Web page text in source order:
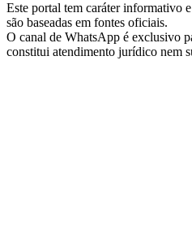
Este portal tem caráter informativo
são baseadas em fontes oficiais.
O canal de WhatsApp é exclusivo
constitui atendimento jurídico nem